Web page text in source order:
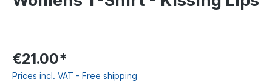
€21.00*
Prices incl. VAT - Free shipping